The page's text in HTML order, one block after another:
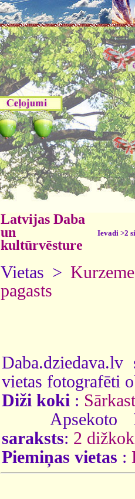
Latvijas Daba
un
kultūrvēsture
Ievadi >2
Vietas > Kurzeme
pagasts
vietas fotografēti
Diži koki :
Apsekoto
saraksts: 2
Piemiņas vietas :